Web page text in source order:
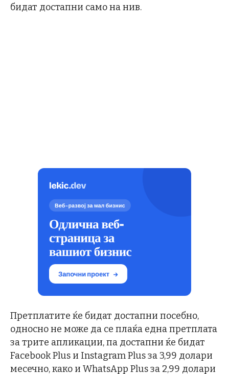
бидат достапни само на нив.
Претплатите ќе бидат достапни посебно,
односно не може да се плаќа една претплата
за трите апликации, па достапни ќе бидат
Facebook Plus и Instagram Plus за 3,99 долари
месечно, како и WhatsApp Plus за 2,99 долари